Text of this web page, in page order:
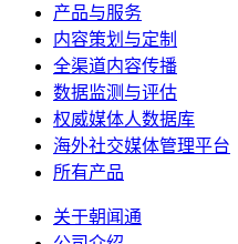
产品与服务
内容策划与定制
全渠道内容传播
数据监测与评估
权威媒体人数据库
海外社交媒体管理平台
所有产品
关于朝闻通